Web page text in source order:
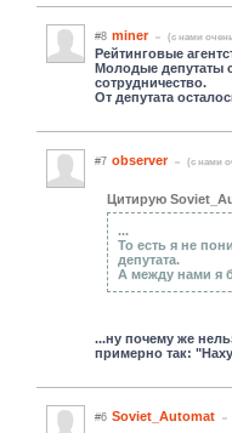
#8 miner (c нами
Рейтинговые
Молодые депутаты
сотрудничество.
От депутата
#7 observer (c нами
Цитирую
...
То есть я не
депутата.
А между нами я
...ну почему же
примерно так:
#6 Soviet_Automat